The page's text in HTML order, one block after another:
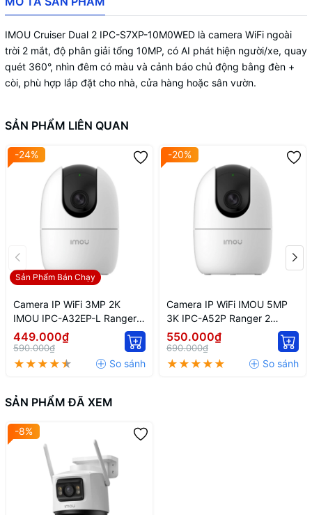
IMOU Cruiser Dual 2 IPC-S7XP-10M0WED là camera WiFi ngoài
trời 2 mắt, độ phân giải tổng 10MP, có AI phát hiện người/xe, quay
quét 360°, nhìn đêm có màu và cảnh báo chủ động bằng đèn +
còi, phù hợp lắp đặt cho nhà, cửa hàng hoặc sân vườn.
SẢN PHẨM LIÊN QUAN
Sản Phẩm Bán Chạy
-24%
Camera IP WiFi 3MP 2K
IMOU IPC-A32EP-L Ranger 2
Trong Nhà Quay Quét
449.000₫
590.000₫
-20%
Camera IP WiFi IMOU 5MP
3K IPC-A52P Ranger 2
Trong Nhà Quay Quét
550.000₫
690.000₫
SẢN PHẨM ĐÃ XEM
-8%